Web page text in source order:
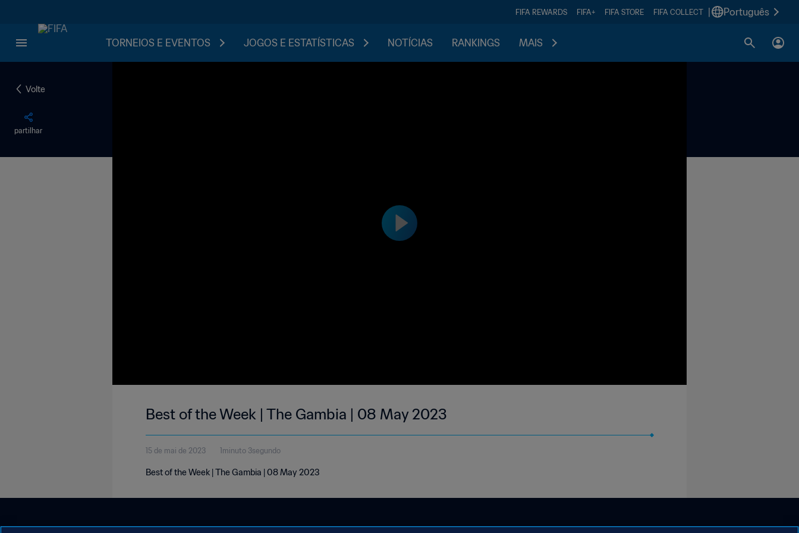
FIFA REWARDS FIFA+ FIFA STORE FIFA COLLECT Português
TORNEIOS E EVENTOS JOGOS E ESTATÍSTICAS NOTÍCIAS RANKINGS MAIS
Volte
partilhar
Best of the Week | The Gambia | 08 May 2023
15 de mai de 2023 1minuto 3segundo
Best of the Week | The Gambia | 08 May 2023